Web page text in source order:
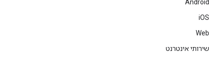
Android
iOS
Web
שירותי אינטרנט